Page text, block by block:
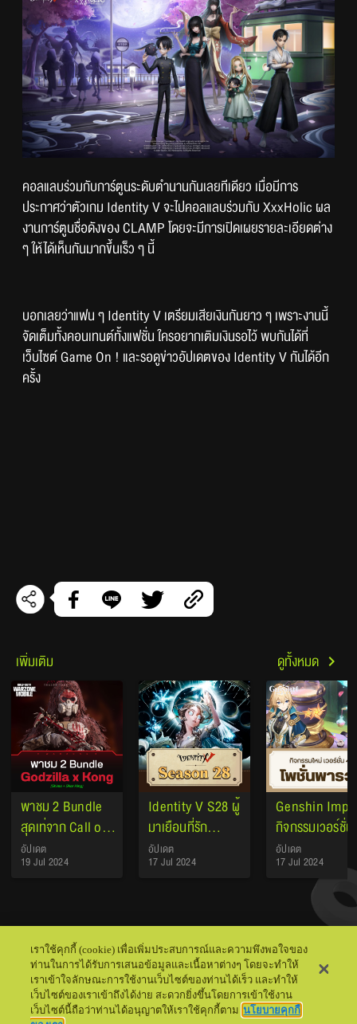
คอลแลบร่วมกับการ์ตูนระดับตำนานกันเลยทีเดียว เมื่อมีการ
ประกาศว่าตัวเกม Identity V จะไปคอลแลบร่วมกับ XxxHolic ผล
งานการ์ตูนชื่อดังของ CLAMP โดยจะมีการเปิดเผยรายละเอียดต่าง
ๆ ให้ได้เห็นกันมากขึ้นเร็ว ๆ นี้
บอกเลยว่าแฟน ๆ Identity V เตรียมเสียเงินกันยาว ๆ เพราะงานนี้
จัดเต็มทั้งคอนเทนต์ทั้งแฟชั่น ใครอยากเติมเงินรอไว้ พบกันได้ที่
เว็บไซต์ Game On ! และรอดูข่าวอัปเดตของ Identity V กันได้อีก
ครั้ง
เพิ่มเติม ดูทั้งหมด
พาชม 2 Bundle
สุดเท่จาก Call of
Duty คอลแลบ
Godzilla x Kong
อัปเดต
19 Jul 2024
Identity V S28 ผู้
มาเยือนที่รัก
อัปเดตใหม่จัดเต็ม
31 สิงหาคมนี้
อัปเดต
17 Jul 2024
Genshin
กิจกรรมเวอร์ชั่น
4.5 โพชั่นพารวย
อัปเดต
17 Jul 2024
เราใช้คุกกี้ (cookie) เพื่อเพิ่มประสบการณ์และความพึงพอใจของ
ท่านในการได้รับการเสนอข้อมูลและเนื้อหาต่างๆ โดยจะทำให้
เราเข้าใจลักษณะการใช้งานเว็บไซต์ของท่านได้เร็ว และทำให้
เว็บไซต์ของเราเข้าถึงได้ง่าย สะดวกยิ่งขึ้นโดยการเข้าใช้งาน
เว็บไซต์นี้ถือว่าท่านได้อนุญาตให้เราใช้คุกกี้ตาม นโยบายคุกกี้